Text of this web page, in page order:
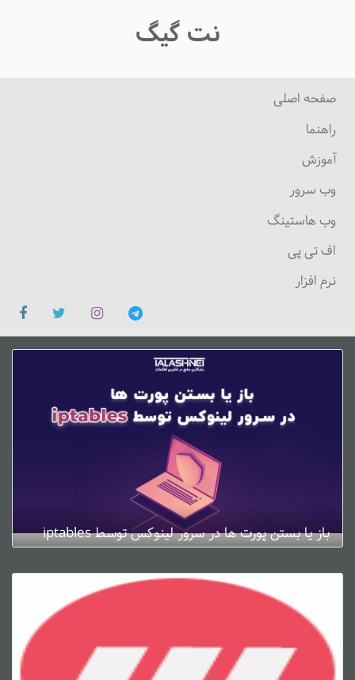
نت گیگ
صفحه اصلی
راهنما
آموزش
وب سرور
وب هاستینگ
اف تی پی
نرم افزار
باز یا بستن پورت ها در سرور لینوکس توسط iptables